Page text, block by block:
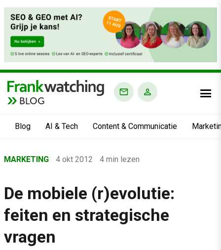
BLOG
Blog AI & Tech Content & Communicatie
›
›
Marketing
De mobiele (r)evolutie: feiten en strategische vragen
MARKETING 4 okt 2012 4 min lezen
De mobiele (r)evolutie:
feiten en strategische
vragen